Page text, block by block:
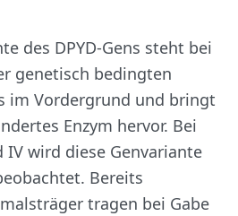
des DPYD-Gens steht bei
genetisch bedingten
im Vordergrund und bringt
Enzym hervor. Bei
IV wird diese Genvariante
Bereits
tragen bei Gabe